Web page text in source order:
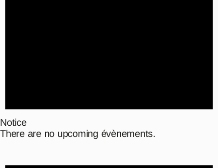
Notice
There are no upcoming évènements.